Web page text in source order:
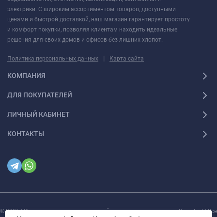
электрики. С широким ассортиментом товаров, доступными
ценами и быстрой доставкой, наш магазин гарантирует простоту
и комфорт покупки, позволяя клиентам находить идеальные
решения для своих домов и офисов без лишних хлопот.
Политика персональных данных | Карта сайта
КОМПАНИЯ
ДЛЯ ПОКУПАТЕЛЕЙ
ЛИЧНЫЙ КАБИНЕТ
КОНТАКТЫ
© 2026 | Интернет магазин инженерной сантехники и электрики Rigaplast | Все